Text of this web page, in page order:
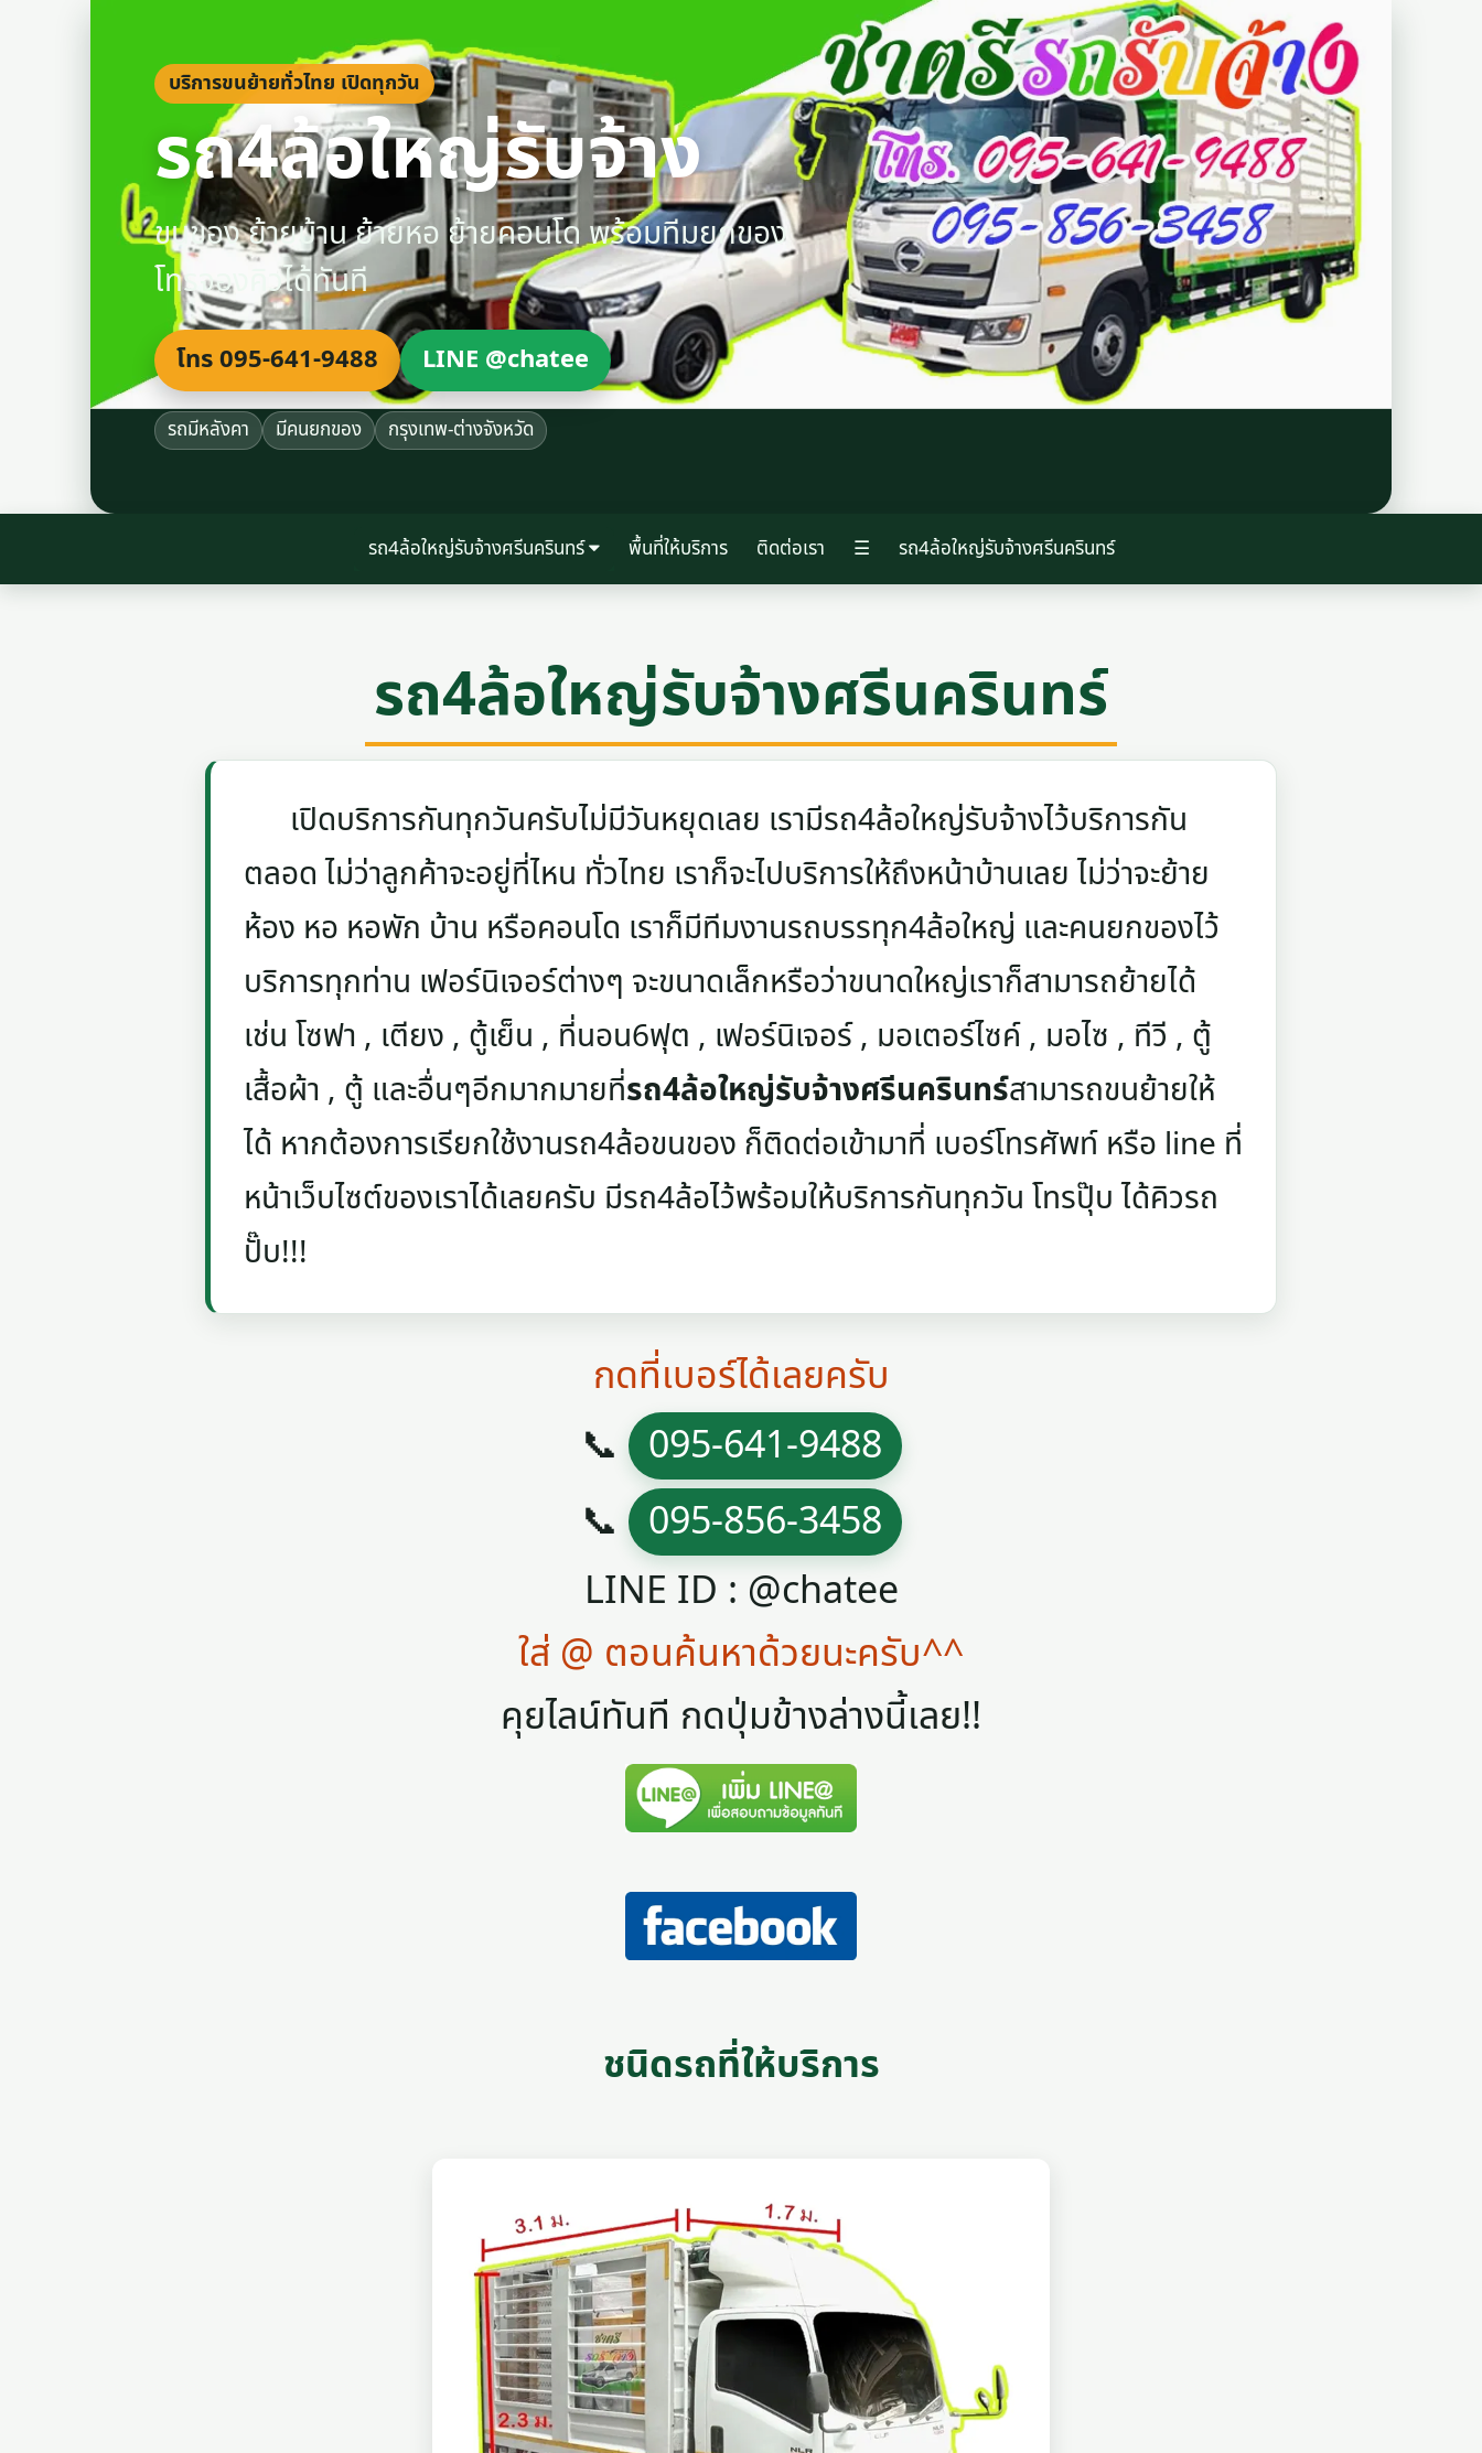
บริการขนย้ายทั่วไทย เปิดทุกวัน
รถ4ล้อใหญ่รับจ้าง
ขนของ ย้ายบ้าน ย้ายหอ ย้ายคอนโด พร้อมทีมยกของ
โทรจองคิวได้ทันที
โทร 095-641-9488 LINE @chatee
รถมีหลังคา มีคนยกของ กรุงเทพ-ต่างจังหวัด
รถ4ล้อใหญ่รับจ้างศรีนครินทร์ พื้นที่ให้บริการ ติดต่อเรา ☰ รถ4ล้อใหญ่รับจ้างศรีนครินทร์
รถ4ล้อใหญ่รับจ้างศรีนครินทร์
เปิดบริการกันทุกวันครับไม่มีวันหยุดเลย เรามีรถ4ล้อใหญ่รับจ้างไว้บริการกัน
ตลอด ไม่ว่าลูกค้าจะอยู่ที่ไหน ทั่วไทย เราก็จะไปบริการให้ถึงหน้าบ้านเลย ไม่ว่าจะย้าย
ห้อง หอ หอพัก บ้าน หรือคอนโด เราก็มีทีมงานรถบรรทุก4ล้อใหญ่ และคนยกของไว้
บริการทุกท่าน เฟอร์นิเจอร์ต่างๆ จะขนาดเล็กหรือว่าขนาดใหญ่เราก็สามารถย้ายได้
เช่น โซฟา , เตียง , ตู้เย็น , ที่นอน6ฟุต , เฟอร์นิเจอร์ , มอเตอร์ไซค์ , มอไซ , ทีวี , ตู้
เสื้อผ้า , ตู้ และอื่นๆอีกมากมายที่รถ4ล้อใหญ่รับจ้างศรีนครินทร์สามารถขนย้ายให้
ได้ หากต้องการเรียกใช้งานรถ4ล้อขนของ ก็ติดต่อเข้ามาที่ เบอร์โทรศัพท์ หรือ line ที่
หน้าเว็บไซต์ของเราได้เลยครับ มีรถ4ล้อไว้พร้อมให้บริการกันทุกวัน โทรปุ๊บ ได้คิวรถ
ปั๊บ!!!
กดที่เบอร์ได้เลยครับ
📞
095-641-9488
📞
095-856-3458
LINE ID : @chatee
ใส่ @ ตอนค้นหาด้วยนะครับ^^
คุยไลน์ทันที กดปุ่มข้างล่างนี้เลย!!
ชนิดรถที่ให้บริการ